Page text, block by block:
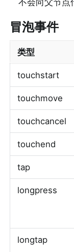
不会向父节点
冒泡事件
类型
touchstart
touchmove
touchcancel
touchend
tap
longpress
longtap